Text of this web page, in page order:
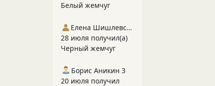
Белый жемчуг
Елена Шишлевская
28 июля получил(а)
Черный жемчуг
Борис Аникин 3
20 июля получил